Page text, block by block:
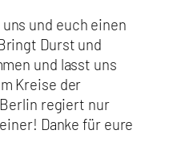
und euch einen
Durst und
und lasst uns
Kreise der
regiert nur
Danke für eure